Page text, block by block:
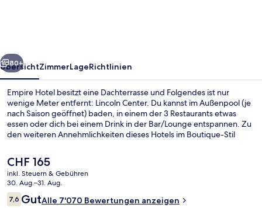
Weiter
80+
ÜbersichtZimmerLageRichtlinien
Empire Hotel besitzt eine Dachterrasse und Folgendes ist nur
wenige Meter entfernt: Lincoln Center. Du kannst im Außenpool (je
nach Saison geöffnet) baden, in einem der 3 Restaurants etwas
essen oder dich bei einem Drink in der Bar/Lounge entspannen. Zu
den weiteren Annehmlichkeiten dieses Hotels im Boutique-Stil
Andere Reisende schätzen die zentrale Lage für die Möglichkeiten
zum Sightseeing und die Nähe zu öffentlichen Verkehrsmitteln: Die
U-Bahn-Station 66th St. - Lincoln Center ist 2 Gehminuten und die
U-Bahn-Station 59th St. - Columbus Circle ist 3 Gehminuten
entfernt.
Der
aktuelle
Preis
beträgt
CHF 165.
CHF 165
inkl. Steuern & Gebühren
30. Aug.–31. Aug.
Bewertungen
7,67,6 von 10.
GutAlle 7'070 Bewertungen anzeigen